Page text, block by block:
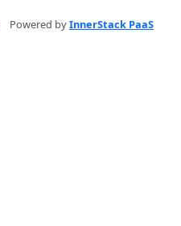
Powered byInnerStack PaaS